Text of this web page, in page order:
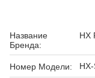
Название
Бренда:
HX
Номер Модели: